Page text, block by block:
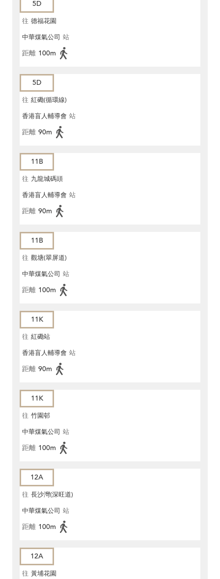
5D
往 德福花園
中華煤氣公司 站
距離 100m
5D
往 紅磡(循環線)
香港盲人輔導會 站
距離 90m
11B
往 九龍城碼頭
香港盲人輔導會 站
距離 90m
11B
往 觀塘(翠屏道)
中華煤氣公司 站
距離 100m
11K
往 紅磡站
香港盲人輔導會 站
距離 90m
11K
往 竹園邨
中華煤氣公司 站
距離 100m
12A
往 長沙灣(深旺道)
中華煤氣公司 站
距離 100m
12A
往 黃埔花園